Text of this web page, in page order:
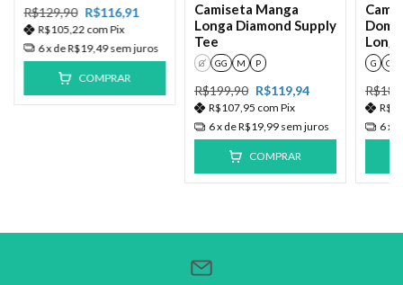
R$129,90 R$116,91
R$105,22 com Pix
6x deR$19,49 sem juros
COMPRAR
Camiseta Manga
Longa Diamond Supply
Tee
G GG M P
R$199,90 R$119,94
R$107,95 com Pix
6x deR$19,99 sem juros
COMPRAR
G GG
6x